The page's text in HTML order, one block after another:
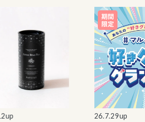
26.7.29up